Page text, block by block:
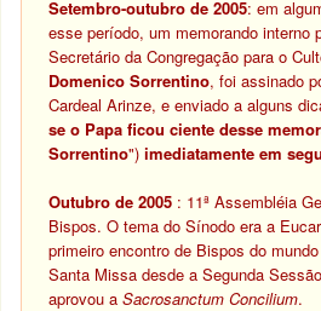
Setembro-outubro de 2005: em
esse período, um memorando interno
Secretário da Congregação para o
Domenico Sorrentino, foi assinado
Cardeal Arinze, e enviado a alguns
se o Papa ficou ciente desse
Sorrentino")imediatamente em
Outubro de 2005 : 11ª Assembléia
Bispos. O tema do Sínodo era a
primeiro encontro de Bispos do
Santa Missa desde a Segunda
aprovou aSacrosanctum Concilium.